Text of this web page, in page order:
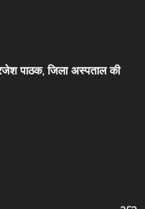
पाठक, जिला अस्पताल की